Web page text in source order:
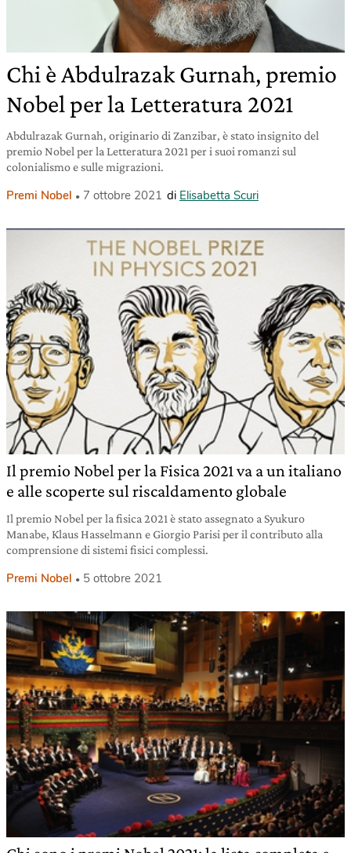
Chi è Abdulrazak Gurnah, premio
Nobel per la Letteratura 2021
Abdulrazak Gurnah, originario di Zanzibar, è stato insignito del
premio Nobel per la Letteratura 2021 per i suoi romanzi sul
colonialismo e sulle migrazioni.
Premi Nobel 7 ottobre 2021 di Elisabetta Scuri
Il premio Nobel per la Fisica 2021 va a un italiano
e alle scoperte sul riscaldamento globale
Il premio Nobel per la fisica 2021 è stato assegnato a Syukuro
Manabe, Klaus Hasselmann e Giorgio Parisi per il contributo alla
comprensione di sistemi fisici complessi.
Premi Nobel 5 ottobre 2021